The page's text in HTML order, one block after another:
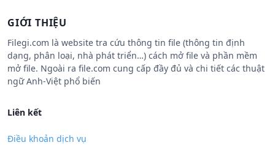
GIỚI THIỆU
Filegi.com là website tra cứu thông tin file (thông tin định
dạng, phân loại, nhà phát triển…) cách mở file và phần mềm
mở file. Ngoài ra file.com cung cấp đầy đủ và chi tiết các thuật
ngữ Anh-Việt phổ biến
Liên kết
Điều khoản dịch vụ